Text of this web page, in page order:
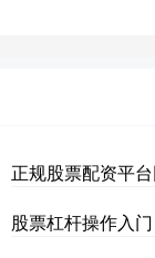
正规股票配资平
股票杠杆操作入